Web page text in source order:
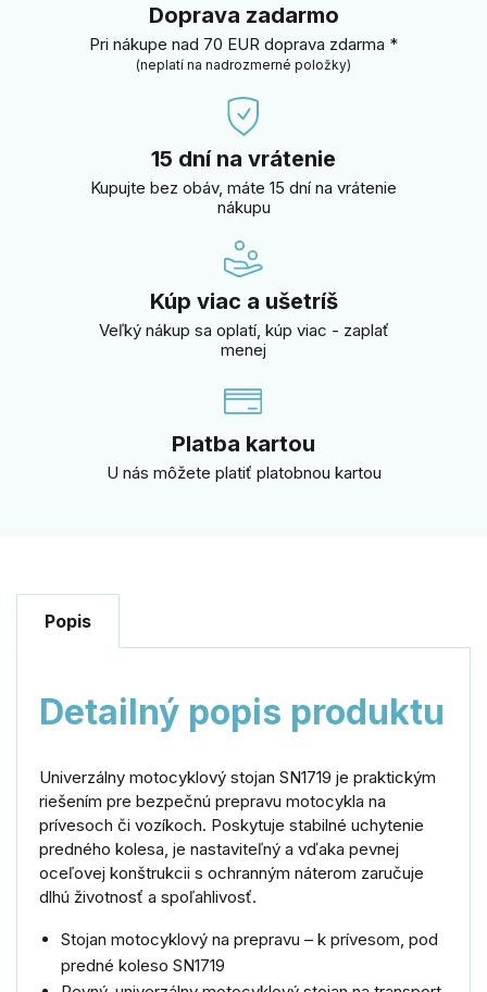
Doprava zadarmo
Pri nákupe nad 70 EUR doprava zdarma *
(neplatí na nadrozmerné položky)
15 dní na vrátenie
Kupujte bez obáv, máte 15 dní na vrátenie
nákupu
Kúp viac a ušetríš
Veľký nákup sa oplatí, kúp viac - zaplať
menej
Platba kartou
U nás môžete platiť platobnou kartou
Popis
Detailný popis produktu
Univerzálny motocyklový stojan SN1719 je praktickým
riešením pre bezpečnú prepravu motocykla na
prívesoch či vozíkoch. Poskytuje stabilné uchytenie
predného kolesa, je nastaviteľný a vďaka pevnej
oceľovej konštrukcii s ochranným náterom zaručuje
dlhú životnosť a spoľahlivosť.
Stojan motocyklový na prepravu – k prívesom, pod
predné koleso SN1719